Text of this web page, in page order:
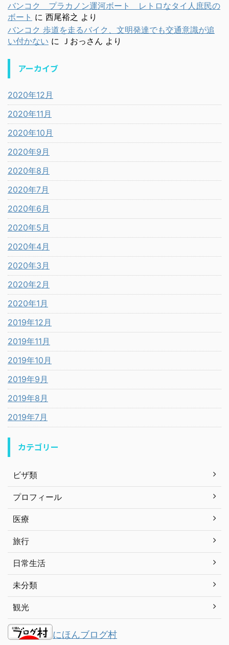
バンコク プラカノン運河ボート レトロなタイ人庶民の
ボート に 西尾裕之 より
バンコク 歩道を走るバイク、文明発達でも交通意識が追
い付かない に Ｊおっさん より
アーカイブ
2020年12月
2020年11月
2020年10月
2020年9月
2020年8月
2020年7月
2020年6月
2020年5月
2020年4月
2020年3月
2020年2月
2020年1月
2019年12月
2019年11月
2019年10月
2019年9月
2019年8月
2019年7月
カテゴリー
ビザ類
プロフィール
医療
旅行
日常生活
未分類
観光
にほんブログ村